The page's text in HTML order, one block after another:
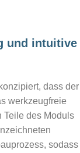
und intuitive
dass der
werkzeugfreie
Teile des Moduls
sodass